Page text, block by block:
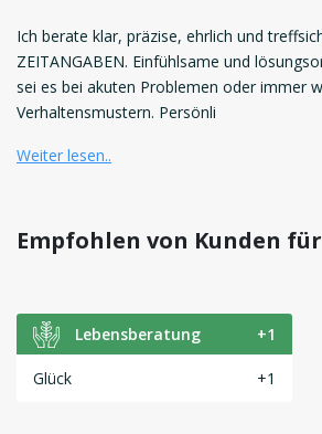
Ich berate klar, präzise, ehrlich und
ZEITANGABEN. Einfühlsame und
sei es bei akuten Problemen oder immer
Verhaltensmustern. Persönli
Weiter lesen..
Empfohlen von Kunden für
Lebensberatung +1
Glück +1